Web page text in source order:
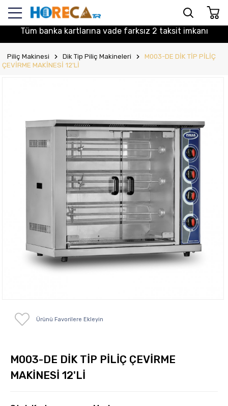
Tüm banka kartlarına vade farksız 2 taksit imkanı
Piliç Makinesi Dik Tip Piliç Makineleri
M003-DE DİK TİP PİLİÇ
ÇEVİRME MAKİNESİ 12'Lİ
Ürünü Favorilere Ekleyin
M003-DE DİK TİP PİLİÇ ÇEVİRME
MAKİNESİ 12'Lİ